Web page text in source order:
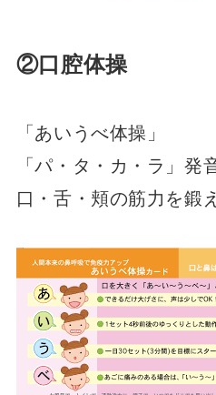
②口腔体操
「あいうべ体操」
「パ・タ・カ・ラ」発
口・舌・頬の筋力を鍛